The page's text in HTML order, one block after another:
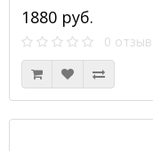
1880 руб.
0